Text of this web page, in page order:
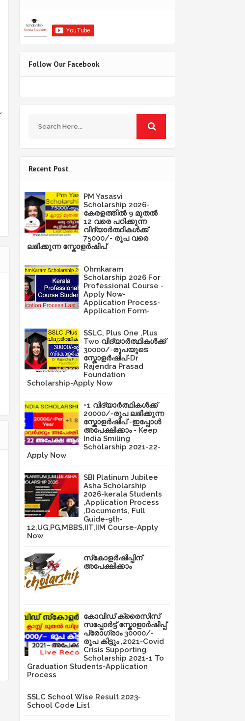
Follow Our Facebook
Recent Post
PM Yasasvi
Scholarship 2026-
കേരളത്തിൽ 9 മുതൽ
12 വരെ പഠിക്കുന്ന
വിദ്യാർത്ഥികൾക്ക്
75000/- രൂപ വരെ
ലഭിക്കുന്ന സ്കോളർഷിപ്
Ohmkaram
Scholarship 2026 For
Professional Course -
Apply Now-
Application Process-
Application Form-
SSLC, Plus One ,Plus
Two വിദ്യാർത്ഥികൾക്ക്
30000/-രൂപയുടെ
സ്കോളർഷിപ്-Dr
Rajendra Prasad
Foundation
Scholarship-Apply Now
+1 വിദ്യാർത്ഥികൾക്ക്
20000/-രൂപ ലഭിക്കുന്ന
സ്കോളർഷിപ് -ഇപ്പോൾ
അപേക്ഷിക്കാം - Keep
India Smiling
Scholarship 2021-22-
Apply Now
SBI Platinum Jubilee
Asha Scholarship
2026-kerala Students
,Application Process
,Documents, Full
Guide-9th-
12,UG,PG,MBBS,IIT,IIM Course-Apply
Now
സ്‌കോളർഷിപ്പിന്
അപേക്ഷിക്കാം
കോവിഡ് ക്രൈസിസ്
സപ്പോർട്ട് സ്കോളാർഷിപ്പ്
പ്രോഗ്രാം 30000/-
രൂപ കിട്ടും ,2021-Covid
Crisis Supporting
Scholarship 2021-1 To
Graduation Students-Application
Process
SSLC School Wise Result 2023-
School Code List